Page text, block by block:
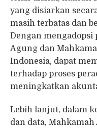
yang disiarkan
masih terbatas dan
Dengan
Agung dan
Indonesia, dapat
terhadap proses
meningkatkan
Lebih lanjut, dalam
dan data,